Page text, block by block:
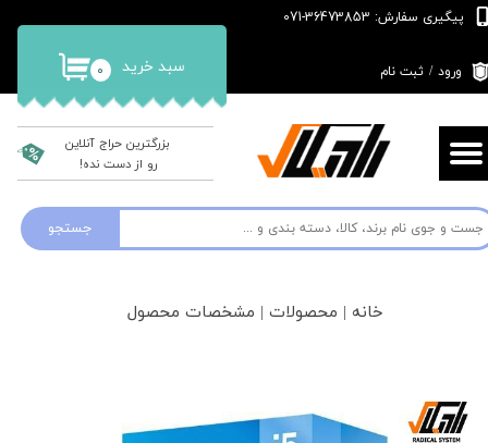
جستجو
پیگیری سفارش: 36473853-071
۰ سبد خرید ورود / ثبت نام
تغییر گذر واژه
سفارشات
بزرگترین حراج آنلاین
رو از دست نده!
خانه | محصولات | مشخصات محصول